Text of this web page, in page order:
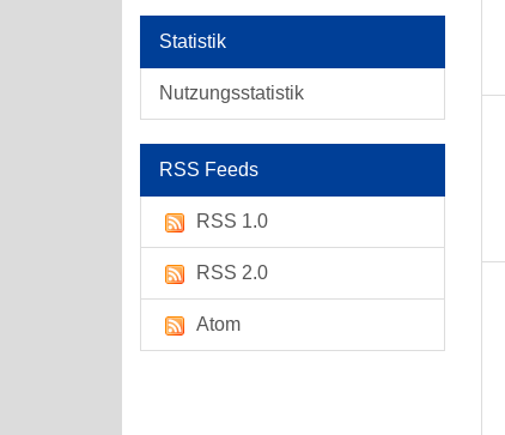
Statistik
Nutzungsstatistik
RSS Feeds
RSS 1.0
RSS 2.0
Atom